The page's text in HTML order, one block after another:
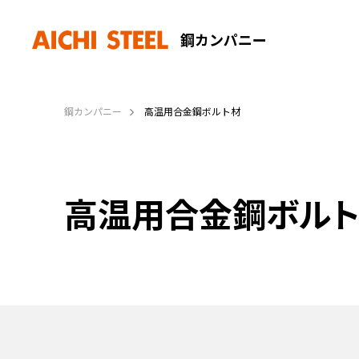
鋼カンパニー
鋼カンパニー 高温用合金鋼ボルト材
高温用合金鋼ボル